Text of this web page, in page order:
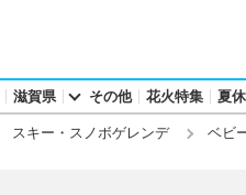
滋賀県 その他 花火特集 夏
スキー・スノボゲレンデ ベビ